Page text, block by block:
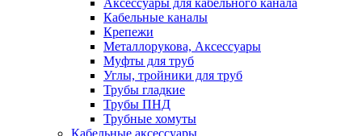
Аксессуары для кабельного канала
Кабельные каналы
Крепежи
Металлорукова, Аксессуары
Муфты для труб
Углы, тройники для труб
Трубы гладкие
Трубы ПНД
Трубные хомуты
Кабельные аксессуары